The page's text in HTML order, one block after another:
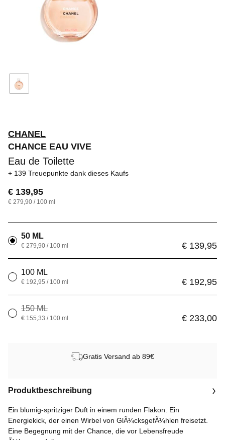
CHANEL
CHANCE EAU VIVE
Eau de Toilette
139 Treuepunkte dank dieses Kaufs
€ 139,95
€ 279,90 / 100 ml
50 ML
€ 139,95
€ 279,90 / 100 ml
100 ML
€ 192,95
€ 192,95 / 100 ml
150 ML
€ 233,00
€ 155,33 / 100 ml
Gratis Versand ab 89€
Produktbeschreibung
Ein blumig-spritziger Duft in einem runden Flakon. Ein
Energiekick, der einen Wirbel von GlÃ¼cksgefÃ¼hlen freisetzt.
Eine Begegnung mit der Chance, die vor Lebensfreude